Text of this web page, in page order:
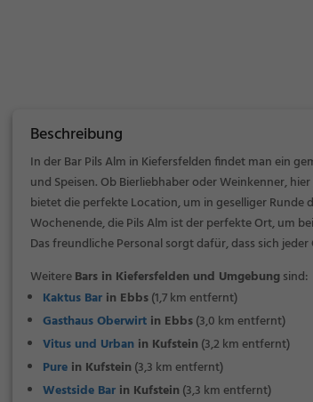
Beschreibung
In der Bar Pils Alm in Kiefersfelden findet man ein
und Speisen. Ob Bierliebhaber oder Weinkenner,
bietet die perfekte Location, um in geselliger Runde
Wochenende, die Pils Alm ist der perfekte Ort, um
Das freundliche Personal sorgt dafür, dass sich
WeitereBars in Kiefersfelden und Umgebungsind:
Kaktus Bar in Ebbs(1,7 km entfernt)
Gasthaus Oberwirt in Ebbs(3,0 km entfernt)
Vitus und Urban in Kufstein (3,2 km entfernt)
Pure in Kufstein (3,3 km entfernt)
Westside Bar in Kufstein (3,3 km entfernt)